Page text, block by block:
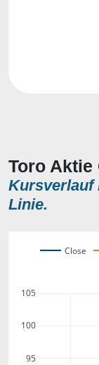
Toro Aktie
Kursverlauf
Linie.
95
100
105
Close